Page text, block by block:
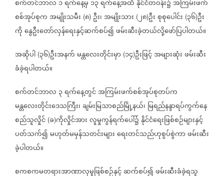
စက်တင်ဘာလ ၁ရက်နေ့မှ ၁၃ရက်နေ့အထိနိုင်ငံတဝန်း၌အကြမ်းဖက်
စစ်အုပ်စုကအမျိုးသမီး (၈) ဦး၊အမျိုးသား (၂၈)ဦးစုစုပေါင်း (၃၆)ဦး
ကိုနွေဦးတော်လှန်ရေးနှင့်ဆက်စပ်၍ဖမ်းဆီးခဲ့တယ်လို့ဖော်ပြပါတယ်။
အဆိုပါ (၃၆)ဦးအနက်မန္တလေးတိုင်းမှာ (၁၄)ဦးဖြင့်အများဆုံးဖမ်းဆီး
ခံခဲ့ရပါတယ်။
စက်တင်ဘာလ ၃ရက်နေ့တွင်အကြမ်းဖက်စစ်အုပ်စုတပ်က
မန္တလေးတိုင်းဒေသကြီး၊ချမ်းမြသာစည်မြို့နယ်၊ မြရည်နန္ဒာရပ်ကွက်နေ
စည်သူလှိုင် (ခ)ကိုလှိုင်အားလူမှုကွန်ရက်ပေါ်၌နိုင်ငံရေးဖြစ်စဉ်များနှင့်
ပတ်သက်၍မဟုတ်မမှန်သတင်းများရေးတင်သည်ဟုစွပ်စွဲကာဖမ်းဆီး
ခဲ့ပါတယ်။
စကစကမတရားအာဏာလုမှုဖြစ်စဉ်နှင့်ဆက်စပ်၍ဖမ်းဆီးခံခဲ့ရသူ